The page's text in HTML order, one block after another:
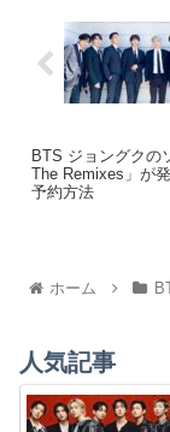
BTS ジョングクの
The Remixes」が
予約方法
ホーム
人気記事